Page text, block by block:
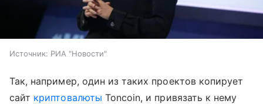
Источник: РИА "Новости"
Так, например, один из таких проектов копирует
сайт криптовалюты Toncoin, и привязать к нему